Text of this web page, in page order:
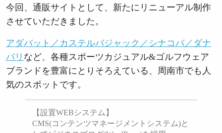
今回、通販サイトとして、新たにリニューアル制作
させていただきました。
アダバット／カステルバジャック／シナコバ／ダナ
パリ など、各種スポーツカジュアル&ゴルフウェア
ブランドを豊富にとりそろえている、周南市でも人
気のスポットです。
【設置WEBシステム】
CMS(コンテンツマネージメントシステム)と